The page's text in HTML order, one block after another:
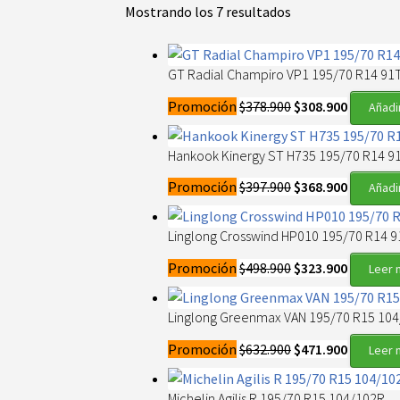
Mostrando los 7 resultados
GT Radial Champiro VP1 195/70 R14
Promoción $378.900 El
original
$378.900.
$308.900El
precio
actual
es:
Hankook Kinergy ST H735 195/70 R14
Promoción $397.900 El
original
$397.900.
$368.900El
precio
actual
es:
Linglong Crosswind HP010 195/70 R14
Promoción $498.900 El
original
$498.900.
$323.900El
precio
actual
Leer
Linglong Greenmax VAN 195/70 R15
Promoción $632.900 El
original
$471.900El
precio
actual
Leer